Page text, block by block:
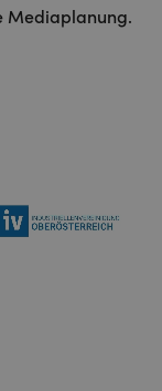
Mediaplanung.